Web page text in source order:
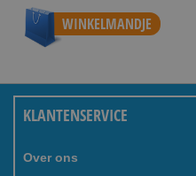
WINKELMANDJE
KLANTENSERVICE
Over ons